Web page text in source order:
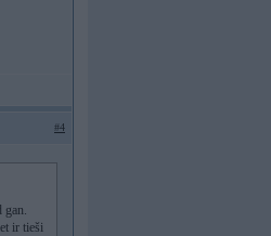
#4
gan.
ir tieši